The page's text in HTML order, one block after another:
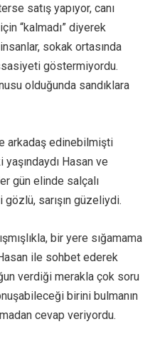
satış yapıyor, canı
“kalmadı” diyerek
sokak ortasında
göstermiyordu.
olduğunda sandıklara
arkadaş edinebilmişti
Hasan ve
gün elinde salçalı
sarışın güzeliydi.
bir yere sığamama
ile sohbet ederek
verdiği merakla çok soru
birini bulmanın
cevap veriyordu.